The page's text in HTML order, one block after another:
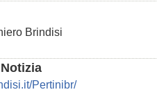
Brindisi
Pertinibr/